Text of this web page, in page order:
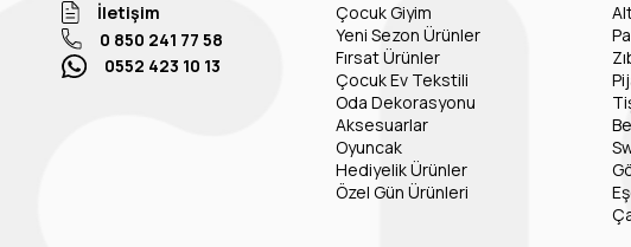
İletişim
0 850 241 77 58
0552 423 10 13
Çocuk Giyim
Yeni Sezon Ürünler
Fırsat Ürünler
Çocuk Ev Tekstili
Oda Dekorasyonu
Aksesuarlar
Oyuncak
Hediyelik Ürünler
Özel Gün Ürünleri